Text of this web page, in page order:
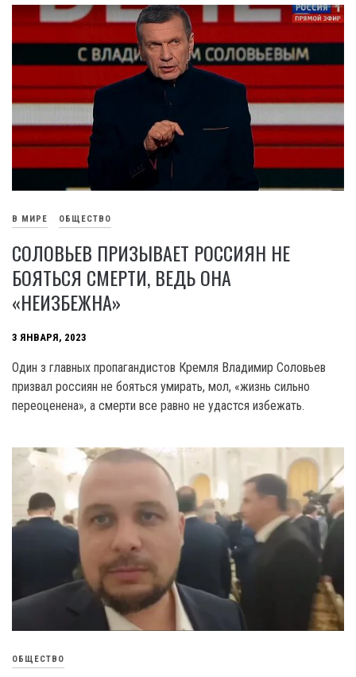
В МИРЕ ОБЩЕСТВО
СОЛОВЬЕВ ПРИЗЫВАЕТ РОССИЯН НЕ
БОЯТЬСЯ СМЕРТИ, ВЕДЬ ОНА
«НЕИЗБЕЖНА»
3 ЯНВАРЯ, 2023
Один з главных пропагандистов Кремля Владимир Соловьев
призвал россиян не бояться умирать, мол, «жизнь сильно
переоценена», а смерти все равно не удастся избежать.
ОБЩЕСТВО